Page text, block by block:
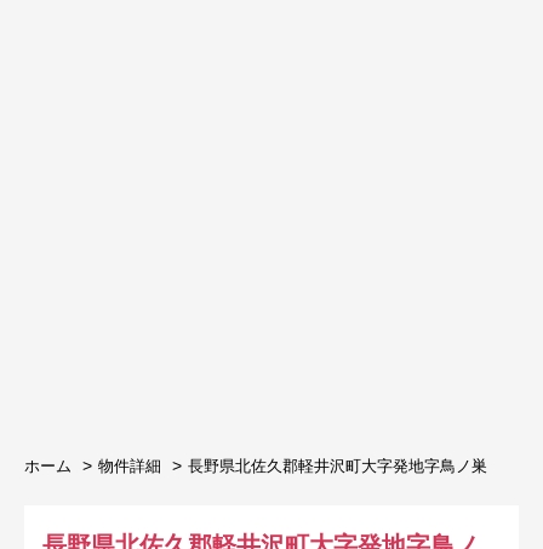
ホーム 物件詳細 長野県北佐久郡軽井沢町大字発地字鳥ノ巣